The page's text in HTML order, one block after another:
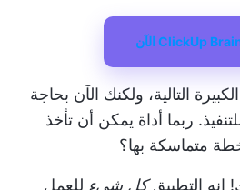
التالية، ولكنك الآن بحاجة
ربما أداة يمكن أن تأخذ
متماسكة بها؟
إنه التطبيقكل شيء للعمل